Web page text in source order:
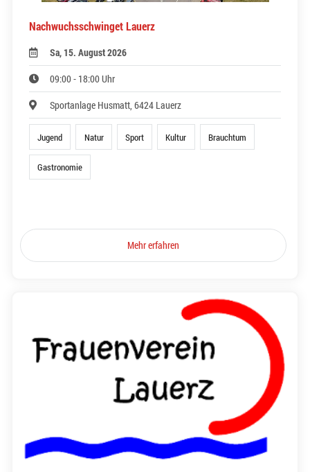
Nachwuchsschwinget Lauerz
Sa, 15. August 2026
09:00 - 18:00 Uhr
Sportanlage Husmatt, 6424 Lauerz
Jugend Natur Sport Kultur Brauchtum
Gastronomie
Mehr erfahren